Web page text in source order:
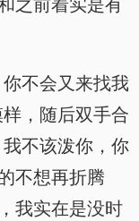
之前着实是有
不会又来找我
，随后双手合
不该泼你，你
不想再折腾
我实在是没时